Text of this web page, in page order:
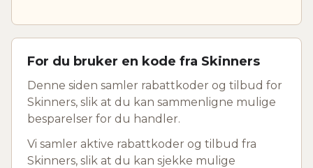
For du bruker en kode fra Skinners
Denne siden samler rabattkoder og tilbud for
Skinners, slik at du kan sammenligne mulige
besparelser for du handler.
Vi samler aktive rabattkoder og tilbud fra
Skinners, slik at du kan sjekke mulige